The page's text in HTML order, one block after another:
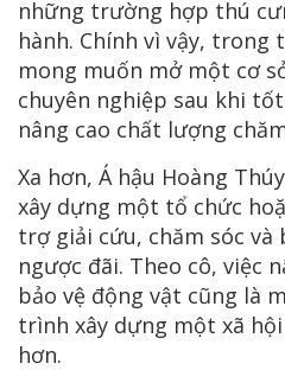
những trường hợp thú
hành. Chính vì vậy,
mong muốn mở một cơ
chuyên nghiệp sau khi
nâng cao chất lượng
Xa hơn, Á hậu Hoàng
xây dựng một tổ chức
trợ giải cứu, chăm sóc và
ngược đãi. Theo cô, việc
bảo vệ động vật cũng là
trình xây dựng một xã
hơn.